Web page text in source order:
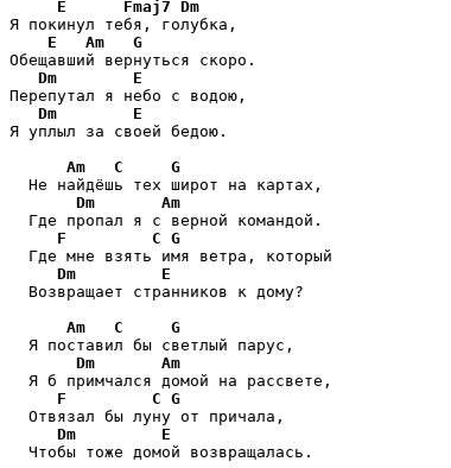
E
Fmaj7 Dm
Я покинул тебя, голубка,
E
Am
G
Обещавший вернуться скоро.
Dm
E
Перепутал я небо с водою,
Dm
E
Я уплыл за своей бедою.
Am
C
G
  Не найдёшь тех широт на картах,
Dm
Am
  Где пропал я с верной командой.
F
C G
  Где мне взять имя ветра, который
Dm
E
  Возвращает странников к дому?
Am
C
G
  Я поставил бы светлый парус,
Dm
Am
  Я б примчался домой на рассвете,
F
C G
  Отвязал бы луну от причала,
Dm
E
  Чтобы тоже домой возвращалась.